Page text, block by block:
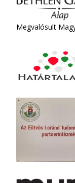
Megvalósult